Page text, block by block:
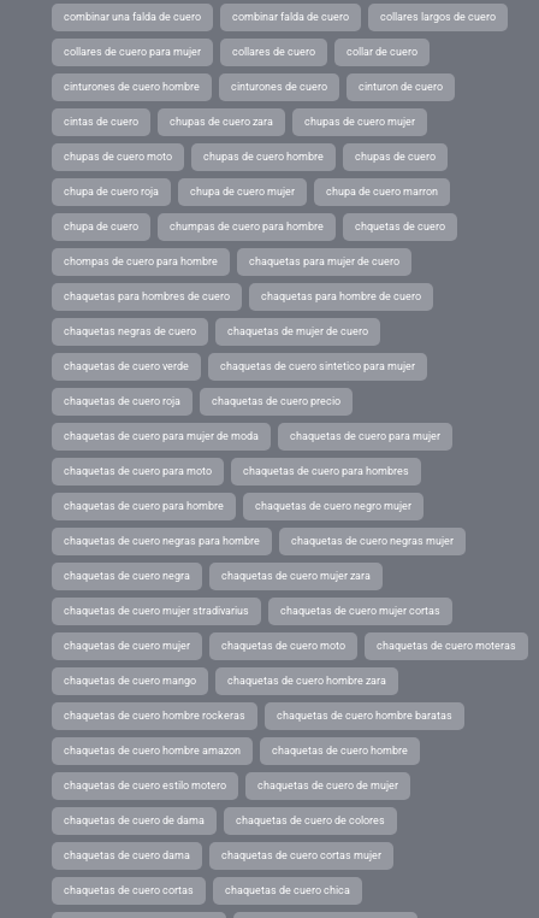
combinar una falda de cuero combinar falda de cuero collares largos de cuero
collares de cuero para mujer collares de cuero collar de cuero
cinturones de cuero hombre cinturones de cuero cinturon de cuero
cintas de cuero chupas de cuero zara chupas de cuero mujer
chupas de cuero moto chupas de cuero hombre chupas de cuero
chupa de cuero roja chupa de cuero mujer chupa de cuero marron
chupa de cuero chumpas de cuero para hombre chquetas de cuero
chompas de cuero para hombre chaquetas para mujer de cuero
chaquetas para hombres de cuero chaquetas para hombre de cuero
chaquetas negras de cuero chaquetas de mujer de cuero
chaquetas de cuero verde chaquetas de cuero sintetico para mujer
chaquetas de cuero roja chaquetas de cuero precio
chaquetas de cuero para mujer de moda chaquetas de cuero para mujer
chaquetas de cuero para moto chaquetas de cuero para hombres
chaquetas de cuero para hombre chaquetas de cuero negro mujer
chaquetas de cuero negras para hombre chaquetas de cuero negras mujer
chaquetas de cuero negra chaquetas de cuero mujer zara
chaquetas de cuero mujer stradivarius chaquetas de cuero mujer cortas
chaquetas de cuero mujer chaquetas de cuero moto chaquetas de cuero moteras
chaquetas de cuero mango chaquetas de cuero hombre zara
chaquetas de cuero hombre rockeras chaquetas de cuero hombre baratas
chaquetas de cuero hombre amazon chaquetas de cuero hombre
chaquetas de cuero estilo motero chaquetas de cuero de mujer
chaquetas de cuero de dama chaquetas de cuero de colores
chaquetas de cuero dama chaquetas de cuero cortas mujer
chaquetas de cuero cortas chaquetas de cuero chica